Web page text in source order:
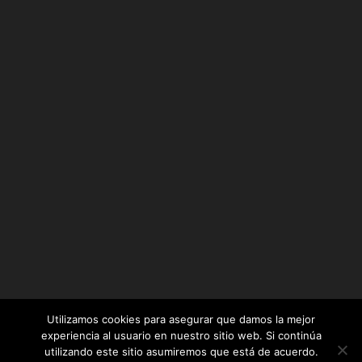
Utilizamos cookies para asegurar que damos la mejor
experiencia al usuario en nuestro sitio web. Si continúa
utilizando este sitio asumiremos que está de acuerdo.